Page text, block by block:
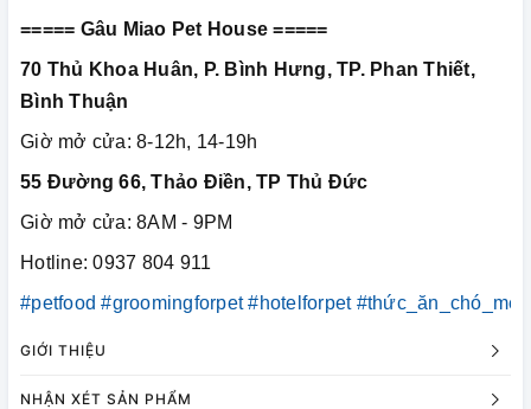
===== Gâu Miao Pet House =====
70 Thủ Khoa Huân, P. Bình Hưng, TP. Phan Thiết,
Bình Thuận
Giờ mở cửa: 8-12h, 14-19h
55 Đường 66, Thảo Điền, TP Thủ Đức
Giờ mở cửa: 8AM - 9PM
Hotline: 0937 804 911
#petfood #groomingforpet #hotelforpet #thức_ăn_chó_mèo
GIỚI THIỆU
NHẬN XÉT SẢN PHẨM